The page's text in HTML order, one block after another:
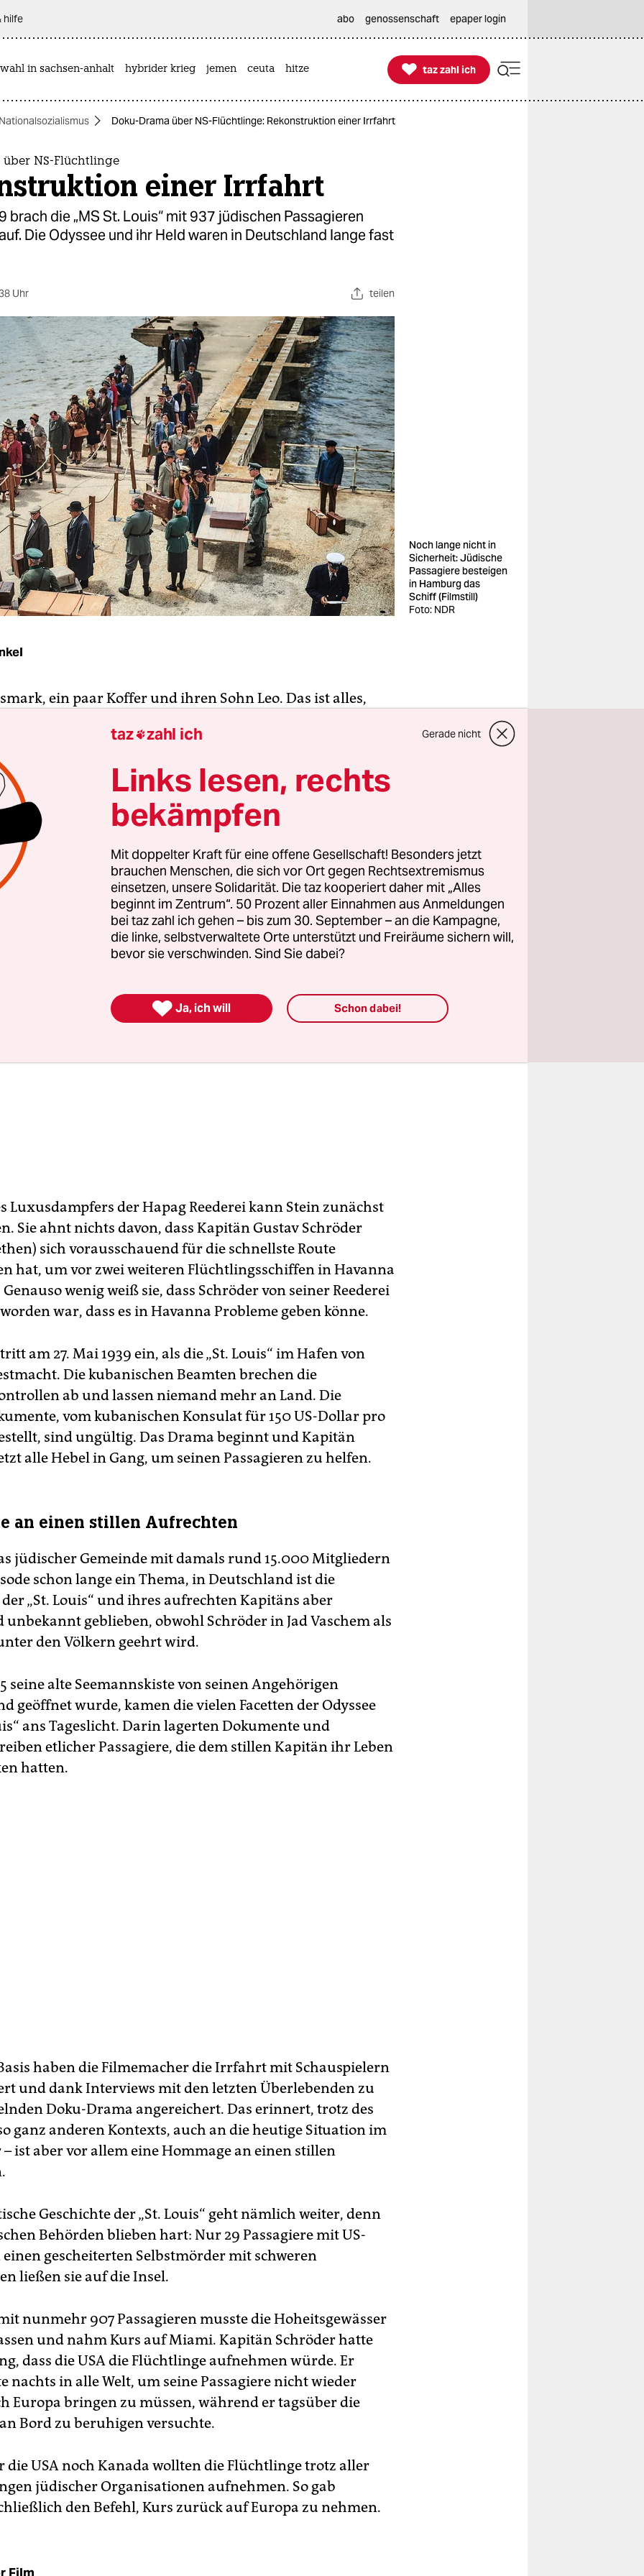
hilfe abo genossenschaft epaper login
in sachsen-anhalt hybrider krieg jemen ceuta hitze 
taz zahl ich
taz zahl ich
Nationalsozialismus Doku-Drama über NS-Flüchtlinge: Rekonstruktion einer Irrfahrt
über NS-Flüchtlinge
einer Irrfahrt
brach die „MS St. Louis“ mit 937 jüdischen Passagieren
Die Odyssee und ihr Held waren in Deutschland lange fast
Uhr teilen
Noch lange nicht in
Sicherheit: Jüdische
Passagiere besteigen
in Hamburg das
Schiff (Filmstill)
Foto: NDR
ein paar Koffer und ihren Sohn Leo. Das ist alles,
den Hamburger Landungsbrücken die Passkontrolle
Kreuzfahrtschiff „St. Louis“ soll sie von dort aus in
bringen: Weg aus Nazideutschland, hin zu ihrem Mann
Euler) nach Kuba.
Hauptstadt, soll ihnen als Sprungbrett in die USA
Ausreise mit Verzicht auf alle Habseligkeiten war die
um ihren von den Nazis inhaftierten Mann aus der
Luxusdampfers der Hapag Reederei kann Stein zunächst
Sie ahnt nichts davon, dass Kapitän Gustav Schröder
sich vorausschauend für die schnellste Route
hat, um vor zwei weiteren Flüchtlingsschiffen in Havanna
wenig weiß sie, dass Schröder von seiner Reederei
war, dass es in Havanna Probleme geben könne.
am 27. Mai 1939 ein, als die „St. Louis“ im Hafen von
Die kubanischen Beamten brechen die
ab und lassen niemand mehr an Land. Die
vom kubanischen Konsulat für 150 US-Dollar pro
sind ungültig. Das Drama beginnt und Kapitän
alle Hebel in Gang, um seinen Passagieren zu helfen.
an einen stillen Aufrechten
jüdischer Gemeinde mit damals rund 15.000 Mitgliedern
schon lange ein Thema, in Deutschland ist die
„St. Louis“ und ihres aufrechten Kapitäns aber
unbekannt geblieben, obwohl Schröder in Jad Vaschem als
den Völkern geehrt wird.
seine alte Seemannskiste von seinen Angehörigen
geöffnet wurde, kamen die vielen Facetten der Odyssee
ans Tageslicht. Darin lagerten Dokumente und
etlicher Passagiere, die dem stillen Kapitän ihr Leben
hatten.
haben die Filmemacher die Irrfahrt mit Schauspielern
und dank Interviews mit den letzten Überlebenden zu
Doku-Drama angereichert. Das erinnert, trotz des
ganz anderen Kontexts, auch an die heutige Situation im
ist aber vor allem eine Hommage an einen stillen
Geschichte der „St. Louis“ geht nämlich weiter, denn
Behörden blieben hart: Nur 29 Passagiere mit US-
gescheiterten Selbstmörder mit schweren
ließen sie auf die Insel.
nunmehr 907 Passagieren musste die Hoheitsgewässer
und nahm Kurs auf Miami. Kapitän Schröder hatte
dass die USA die Flüchtlinge aufnehmen würde. Er
nachts in alle Welt, um seine Passagiere nicht wieder
Europa bringen zu müssen, während er tagsüber die
Bord zu beruhigen versuchte.
die USA noch Kanada wollten die Flüchtlinge trotz aller
jüdischer Organisationen aufnehmen. So gab
den Befehl, Kurs zurück auf Europa zu nehmen.
taz zahl ich Gerade nicht
Links lesen, rechts
bekämpfen
Mit doppelter Kraft für eine offene Gesellschaft! Besonders jetzt
brauchen Menschen, die sich vor Ort gegen Rechtsextremismus
einsetzen, unsere Solidarität. Die taz kooperiert daher mit „Alles
beginnt im Zentrum“. 50 Prozent aller Einnahmen aus Anmeldungen
bei taz zahl ich gehen – bis zum 30. September – an die Kampagne,
die linke, selbstverwaltete Orte unterstützt und Freiräume sichern will,
bevor sie verschwinden. Sind Sie dabei?
 Ja, ich will Schon dabei!